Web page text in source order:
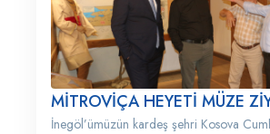
MİTROVİÇA HEYETİ MÜZE
İnegöl’ümüzün kardeş şehri Kosova